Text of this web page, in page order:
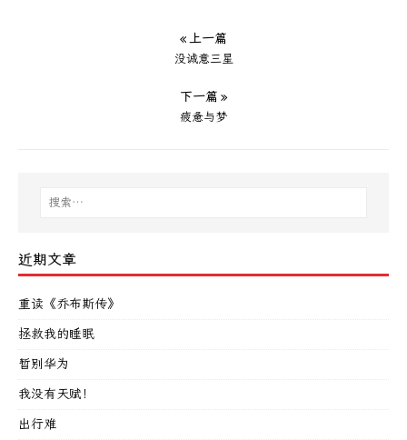
« 上一篇
没诚意三星
下一篇 »
疲惫与梦
近期文章
重读《乔布斯传》
拯救我的睡眠
暂别华为
我没有天赋！
出行难